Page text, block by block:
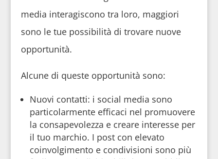
media interagiscono tra loro, maggiori
sono le tue possibilità di trovare nuove
opportunità.
Alcune di queste opportunità sono:
Nuovi contatti: i social media sono
particolarmente efficaci nel promuovere
la consapevolezza e creare interesse per
il tuo marchio. I post con elevato
coinvolgimento e condivisioni sono più